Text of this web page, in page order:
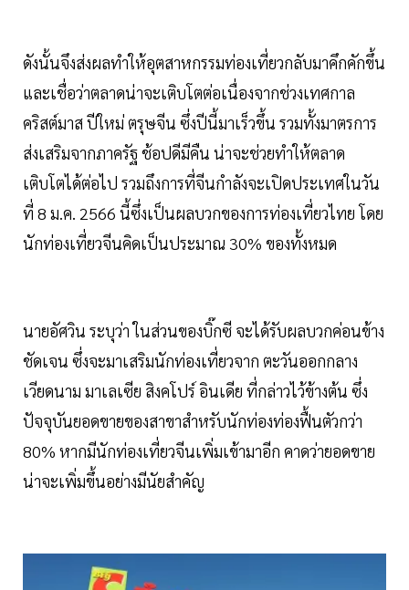
ดังนั้นจึงส่งผลทำให้อุตสาหกรรมท่องเที่ยวกลับมาคึกคักขึ้น
และเชื่อว่าตลาดน่าจะเติบโตต่อเนื่องจากช่วงเทศกาล
คริสต์มาส ปีใหม่ ตรุษจีน ซึ่งปีนี้มาเร็วขึ้น รวมทั้งมาตรการ
ส่งเสริมจากภาครัฐ ช้อปดีมีคืน น่าจะช่วยทำให้ตลาด
เติบโตได้ต่อไป รวมถึงการที่จีนกำลังจะเปิดประเทศในวัน
ที่ 8 ม.ค. 2566 นี้ซึ่งเป็นผลบวกของการท่องเที่ยวไทย โดย
นักท่องเที่ยวจีนคิดเป็นประมาณ 30% ของทั้งหมด
นายอัศวิน ระบุว่า ในส่วนของบิ๊กซี จะได้รับผลบวกค่อนข้าง
ชัดเจน ซึ่งจะมาเสริมนักท่องเที่ยวจาก ตะวันออกกลาง
เวียดนาม มาเลเซีย สิงคโปร์ อินเดีย ที่กล่าวไว้ข้างต้น ซึ่ง
ปัจจุบันยอดขายของสาขาสำหรับนักท่องท่องฟื้นตัวกว่า
80% หากมีนักท่องเที่ยวจีนเพิ่มเข้ามาอีก คาดว่ายอดขาย
น่าจะเพิ่มขึ้นอย่างมีนัยสำคัญ